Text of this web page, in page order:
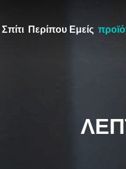
Σπίτι Περίπου Εμείς